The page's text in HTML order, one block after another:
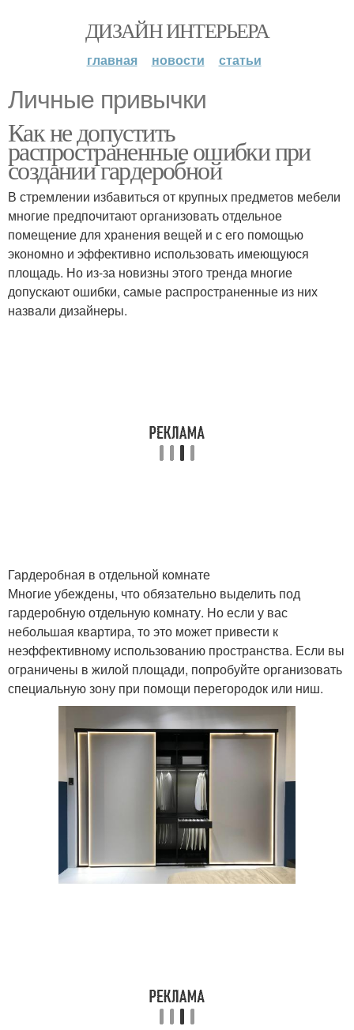
ДИЗАЙН ИНТЕРЬЕРА
главная новости статьи
Личные привычки
Как не допустить
распространенные ошибки при
создании гардеробной
В стремлении избавиться от крупных предметов мебели
многие предпочитают организовать отдельное
помещение для хранения вещей и с его помощью
экономно и эффективно использовать имеющуюся
площадь. Но из-за новизны этого тренда многие
допускают ошибки, самые распространенные из них
назвали дизайнеры.
Гардеробная в отдельной комнате
Многие убеждены, что обязательно выделить под
гардеробную отдельную комнату. Но если у вас
небольшая квартира, то это может привести к
неэффективному использованию пространства. Если вы
ограничены в жилой площади, попробуйте организовать
специальную зону при помощи перегородок или ниш.